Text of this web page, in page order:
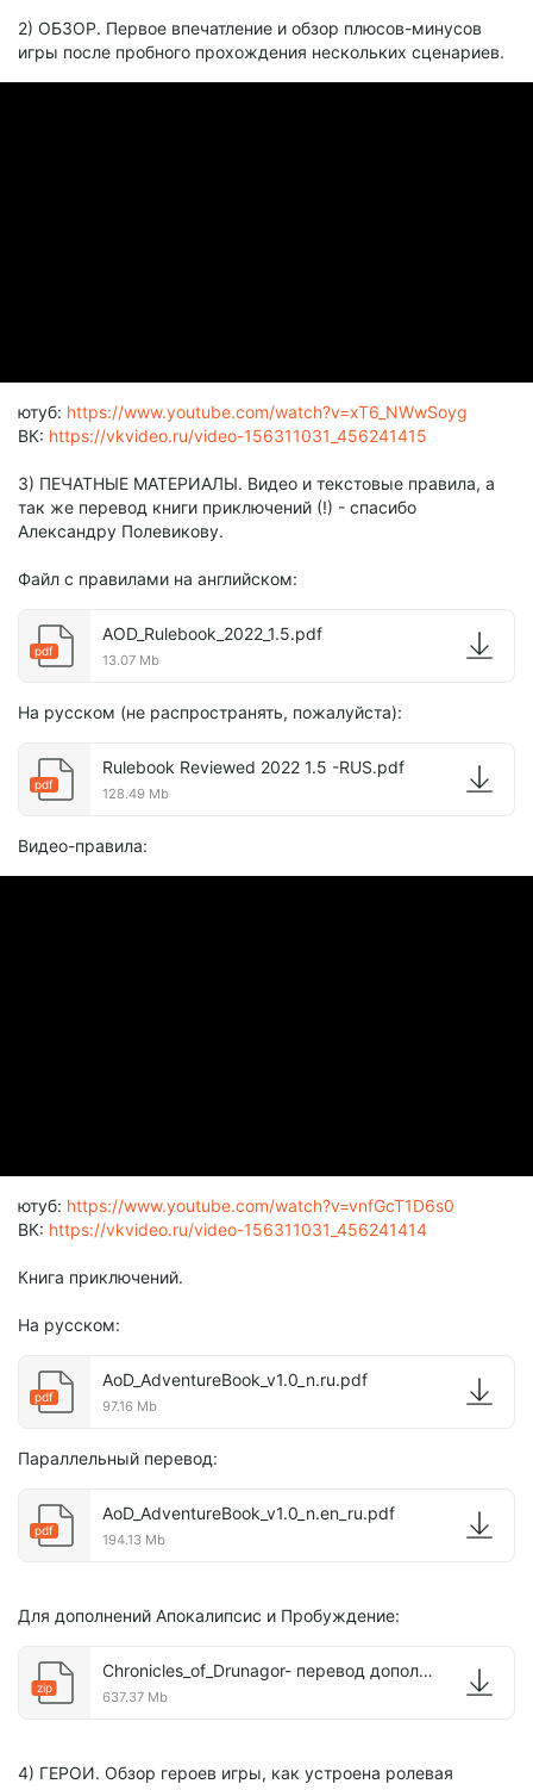
2) ОБЗОР. Первое впечатление и обзор плюсов-минусов
игры после пробного прохождения нескольких сценариев.
ютуб: https://www.youtube.com/watch?v=xT6_NWwSoyg
ВК: https://vkvideo.ru/video-156311031_456241415
3) ПЕЧАТНЫЕ МАТЕРИАЛЫ. Видео и текстовые правила, а
так же перевод книги приключений (!) - спасибо
Александру Полевикову.
Файл с правилами на английском:
pdf
AOD_Rulebook_2022_1.5.pdf
13.07 Mb
На русском (не распространять, пожалуйста):
pdf
Rulebook Reviewed 2022 1.5 -RUS.pdf
128.49 Mb
Видео-правила:
ютуб: https://www.youtube.com/watch?v=vnfGcT1D6s0
ВК: https://vkvideo.ru/video-156311031_456241414
Книга приключений.
На русском:
pdf
AoD_AdventureBook_v1.0_n.ru.pdf
97.16 Mb
Параллельный перевод:
pdf
AoD_AdventureBook_v1.0_n.en_ru.pdf
194.13 Mb
Для дополнений Апокалипсис и Пробуждение:
zip
Chronicles_of_Drunagor- перевод дополнений.zip
637.37 Mb
4) ГЕРОИ. Обзор героев игры, как устроена ролевая